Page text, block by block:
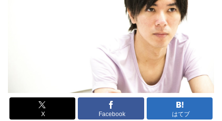
X Facebook はてブ